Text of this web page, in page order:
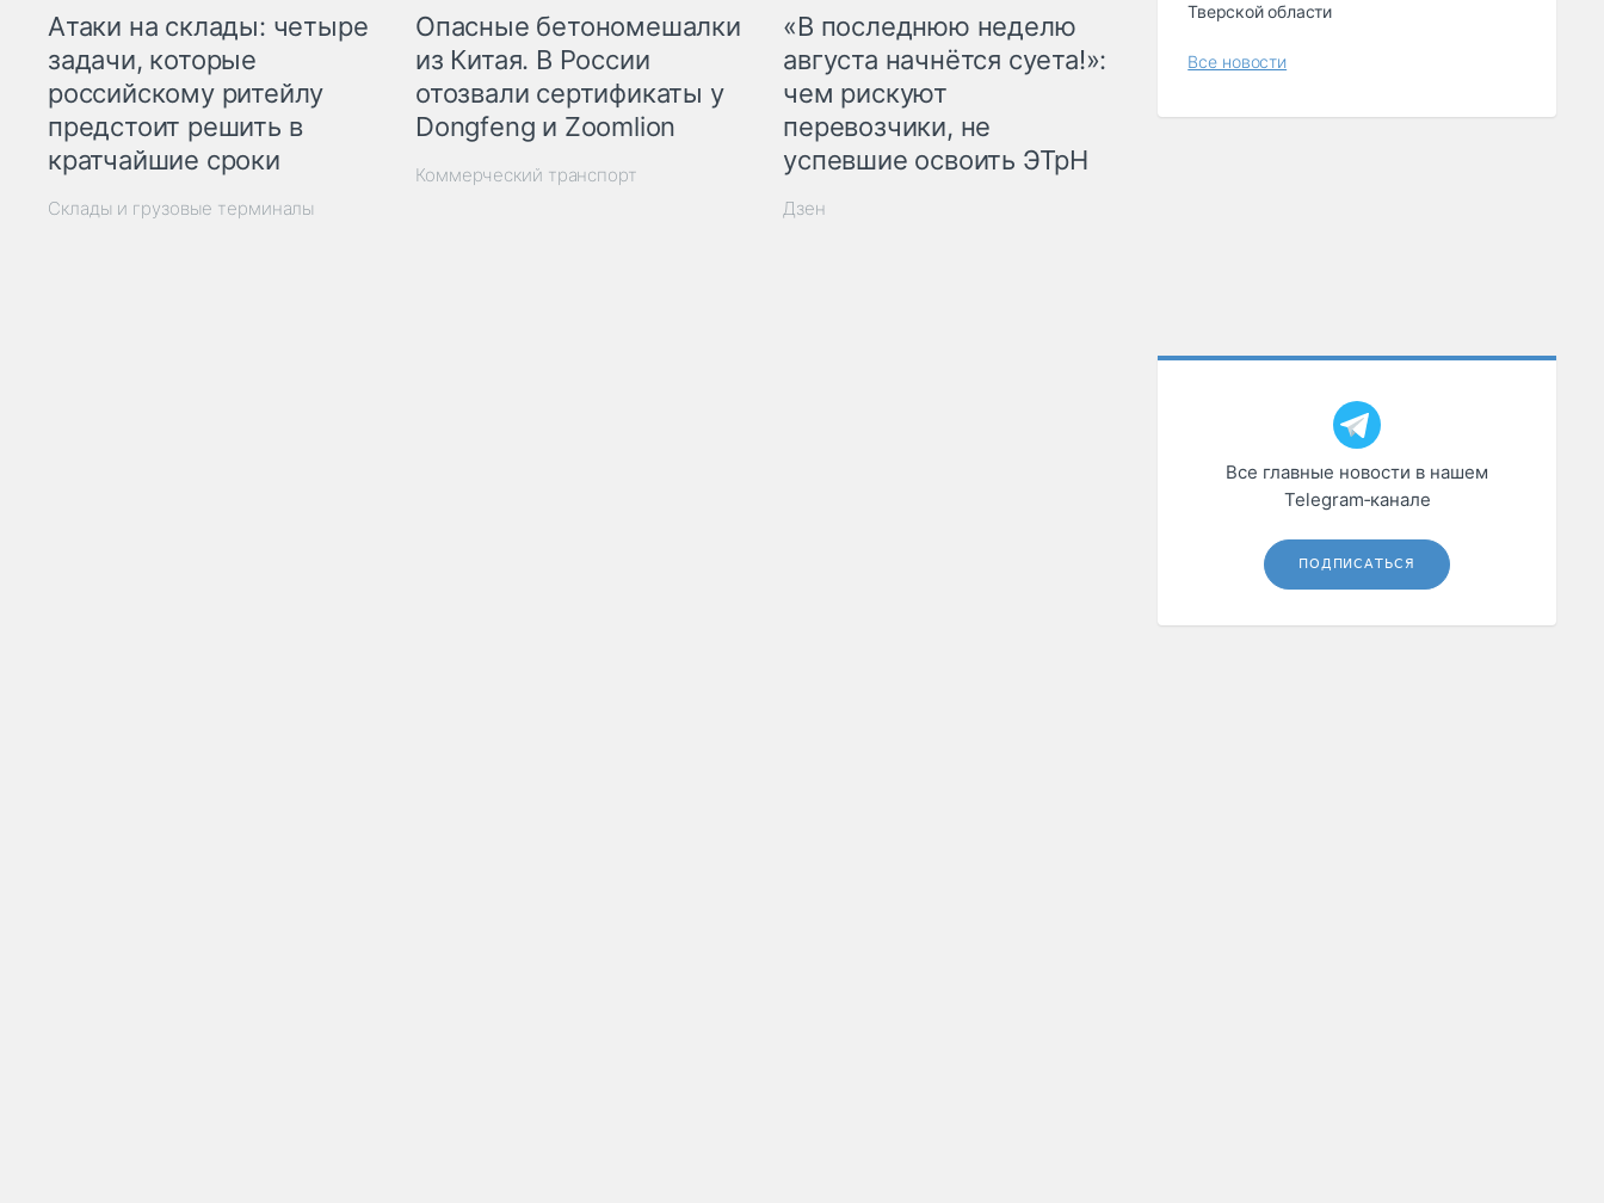
Атаки на склады: четыре
задачи, которые
российскому ритейлу
предстоит решить в
кратчайшие сроки
Склады и грузовые терминалы
Опасные бетономешалки
из Китая. В России
отозвали сертификаты у
Dongfeng и Zoomlion
Коммерческий транспорт
«В последнюю неделю
августа начнётся суета!»:
чем рискуют
перевозчики, не
успевшие освоить ЭТрН
Дзен
Тверской области
Все новости
Все главные новости в нашем
Telegram‑канале
ПОДПИСАТЬСЯ